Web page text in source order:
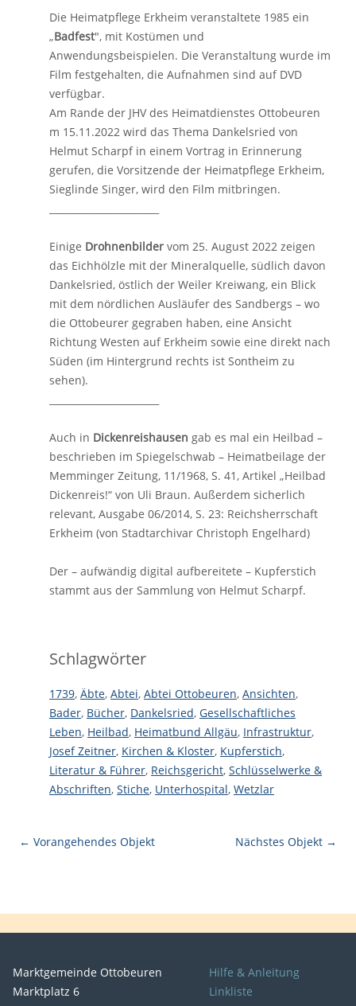
Die Heimatpflege Erkheim veranstaltete 1985 ein
„Badfest", mit Kostümen und
Anwendungsbeispielen. Die Veranstaltung wurde im
Film festgehalten, die Aufnahmen sind auf DVD
verfügbar.
Am Rande der JHV des Heimatdienstes Ottobeuren
m 15.11.2022 wird das Thema Dankelsried von
Helmut Scharpf in einem Vortrag in Erinnerung
gerufen, die Vorsitzende der Heimatpflege Erkheim,
Sieglinde Singer, wird den Film mitbringen.
Einige Drohnenbilder vom 25. August 2022 zeigen
das Eichhölzle mit der Mineralquelle, südlich davon
Dankelsried, östlich der Weiler Kreiwang, ein Blick
mit dem nördlichen Ausläufer des Sandbergs – wo
die Ottobeurer gegraben haben, eine Ansicht
Richtung Westen auf Erkheim sowie eine direkt nach
Süden (im Hintergrund rechts ist Sontheim zu
sehen).
Auch in Dickenreishausen gab es mal ein Heilbad –
beschrieben im Spiegelschwab – Heimatbeilage der
Memminger Zeitung, 11/1968, S. 41, Artikel „Heilbad
Dickenreis!“ von Uli Braun. Außerdem sicherlich
relevant, Ausgabe 06/2014, S. 23: Reichsherrschaft
Erkheim (von Stadtarchivar Christoph Engelhard)
Der – aufwändig digital aufbereitete – Kupferstich
stammt aus der Sammlung von Helmut Scharpf.
Schlagwörter
1739, Äbte, Abtei, Abtei Ottobeuren, Ansichten,
Bader, Bücher, Dankelsried, Gesellschaftliches
Leben, Heilbad, Heimatbund Allgäu, Infrastruktur,
Josef Zeitner, Kirchen & Kloster, Kupferstich,
Literatur & Führer, Reichsgericht, Schlüsselwerke &
Abschriften, Stiche, Unterhospital, Wetzlar
← Vorangehendes Objekt Nächstes Objekt →
Marktgemeinde Ottobeuren
Marktplatz 6
Hilfe & Anleitung
Linkliste